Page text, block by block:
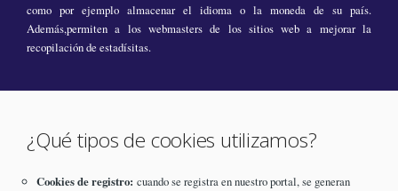
como por ejemplo almacenar el idioma o la moneda de su país.
Además,permiten a los webmasters de los sitios web a mejorar la
recopilación de estadísitas.
¿Qué tipos de cookies utilizamos?
Cookies de registro: cuando se registra en nuestro portal, se generan